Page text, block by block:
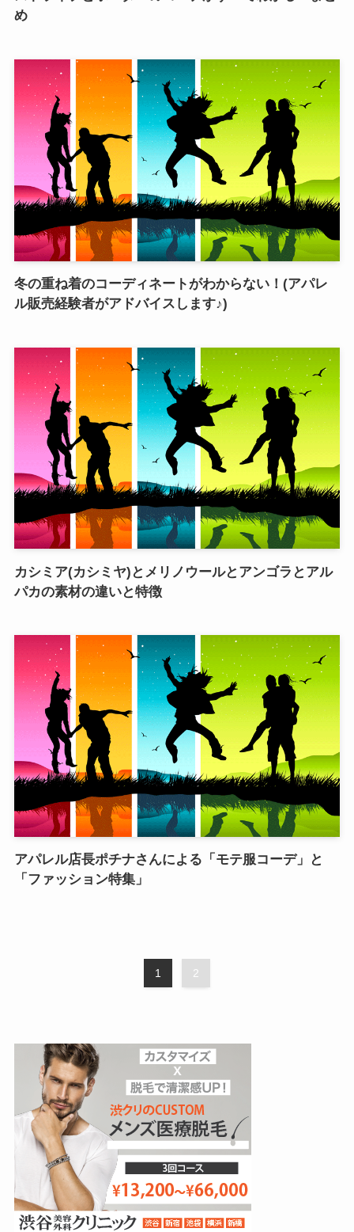
め
冬の重ね着のコーディネートがわからない！(アパレ
ル販売経験者がアドバイスします♪)
カシミア(カシミヤ)とメリノウールとアンゴラとアル
パカの素材の違いと特徴
アパレル店長ポチナさんによる「モテ服コーデ」と
「ファッション特集」
1 2